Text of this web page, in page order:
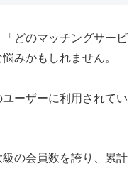
どのマッチングサービ
みかもしれません。
ーザーに利用されてい
級の会員数を誇り、累計